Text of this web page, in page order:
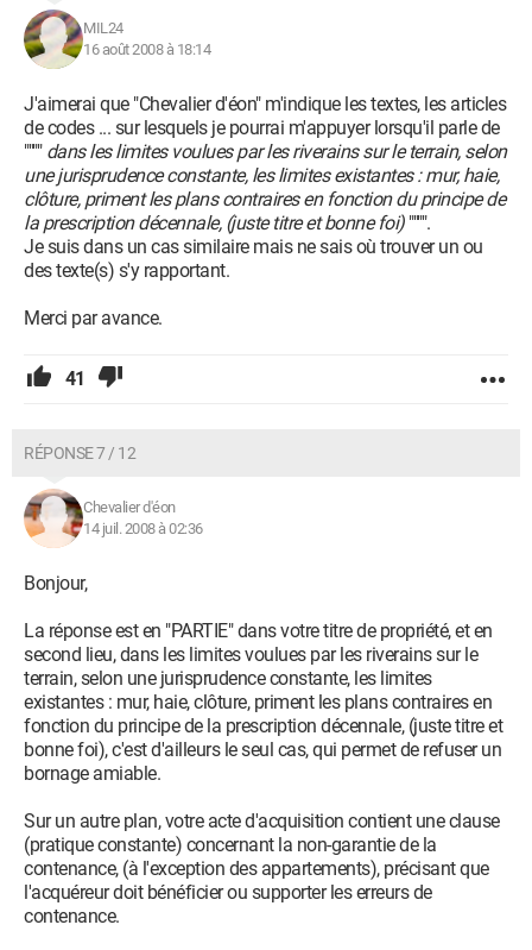
MIL24
16 août 2008 à 18:14
J'aimerai que "Chevalier d'éon" m'indique les textes, les articles
de codes ... sur lesquels je pourrai m'appuyer lorsqu'il parle de
"""" dans les limites voulues par les riverains sur le terrain, selon
une jurisprudence constante, les limites existantes : mur, haie,
clôture, priment les plans contraires en fonction du principe de
la prescription décennale, (juste titre et bonne foi)"""".
Je suis dans un cas similaire mais ne sais où trouver un ou
des texte(s) s'y rapportant.
Merci par avance.
41
RÉPONSE 7 / 12
Chevalier d'éon
14 juil. 2008 à 02:36
Bonjour,
La réponse est en "PARTIE" dans votre titre de propriété, et en
second lieu, dans les limites voulues par les riverains sur le
terrain, selon une jurisprudence constante, les limites
existantes : mur, haie, clôture, priment les plans contraires en
fonction du principe de la prescription décennale, (juste titre et
bonne foi), c'est d'ailleurs le seul cas, qui permet de refuser un
bornage amiable.
Sur un autre plan, votre acte d'acquisition contient une clause
(pratique constante) concernant la non-garantie de la
contenance, (à l'exception des appartements), précisant que
l'acquéreur doit bénéficier ou supporter les erreurs de
contenance.